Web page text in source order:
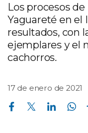
Los procesos
Yaguareté en el
resultados, con
ejemplares y el
cachorros.
17 de enero de 2021
Compartir en Facebook Compartir en Twitter Compartir en Linkedin Compartir en Whatsapp